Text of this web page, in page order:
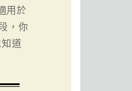
用於
，你
道